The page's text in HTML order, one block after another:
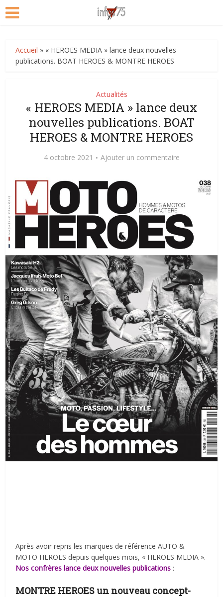
Accueil » « HEROES MEDIA » lance deux nouvelles
publications. BOAT HEROES & MONTRE HEROES
Actualités
« HEROES MEDIA » lance deux
nouvelles publications. BOAT
HEROES & MONTRE HEROES
4 octobre 2021 Ajouter un commentaire
Après avoir repris les marques de référence AUTO &
MOTO HEROES depuis quelques mois, « HEROES MEDIA ».
Nos confrères lance deux nouvelles publications :
MONTRE HEROES un nouveau concept-